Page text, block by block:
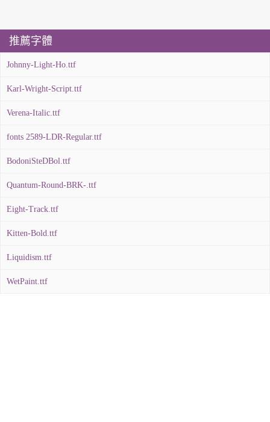
推薦字體
Johnny-Light-Ho.ttf
Karl-Wright-Script.ttf
Verena-Italic.ttf
fonts 2589-LDR-Regular.ttf
BodoniSteDBol.ttf
Quantum-Round-BRK-.ttf
Eight-Track.ttf
Kitten-Bold.ttf
Liquidism.ttf
WetPaint.ttf